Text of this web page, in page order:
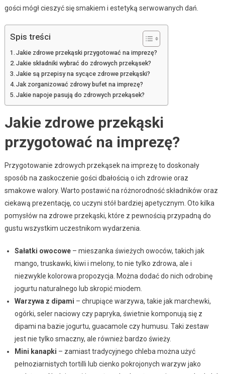
gości mógł cieszyć się smakiem i estetyką serwowanych dań.
Spis treści
Jakie zdrowe przekąski przygotować na imprezę?
Jakie składniki wybrać do zdrowych przekąsek?
Jakie są przepisy na sycące zdrowe przekąski?
Jak zorganizować zdrowy bufet na imprezę?
Jakie napoje pasują do zdrowych przekąsek?
Jakie zdrowe przekąski
przygotować na imprezę?
Przygotowanie zdrowych przekąsek na imprezę to doskonały
sposób na zaskoczenie gości dbałością o ich zdrowie oraz
smakowe walory. Warto postawić na różnorodność składników oraz
ciekawą prezentację, co uczyni stół bardziej apetycznym. Oto kilka
pomysłów na zdrowe przekąski, które z pewnością przypadną do
gustu wszystkim uczestnikom wydarzenia.
Sałatki owocowe– mieszanka świeżych owoców, takich jak
mango, truskawki, kiwi i melony, to nie tylko zdrowa, ale i
niezwykle kolorowa propozycja. Można dodać do nich odrobinę
jogurtu naturalnego lub skropić miodem.
Warzywa z dipami – chrupiące warzywa, takie jak marchewki,
ogórki, seler naciowy czy papryka, świetnie komponują się z
dipami na bazie jogurtu, guacamole czy humusu. Taki zestaw
jest nie tylko smaczny, ale również bardzo świeży.
Mini kanapki – zamiast tradycyjnego chleba można użyć
pełnoziarnistych tortilli lub cienko pokrojonych warzyw jako